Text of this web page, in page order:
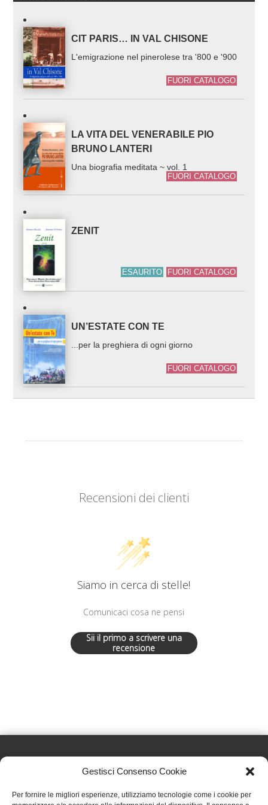
Gestisci Consenso Cookie
Per fornire le migliori esperienze, utilizziamo tecnologie come i cookie per
CIT PARIS… IN VAL CHISONE
L'emigrazione nel pinerolese tra '800 e '900
FUORI CATALOGO
LA VITA DEL VENERABILE PIO
BRUNO LANTERI
Una biografia meditata ~ vol. 1
FUORI CATALOGO
ZENIT
ESAURITO FUORI CATALOGO
UN’ESTATE CON TE
...per la preghiera di ogni giorno
FUORI CATALOGO
Recensioni dei clienti
Siamo in cerca di stelle!
Comunicaci cosa ne pensi
Sii il primo a scrivere una
recensione
Effatà Editrice di Pellegrino Paolo SAS